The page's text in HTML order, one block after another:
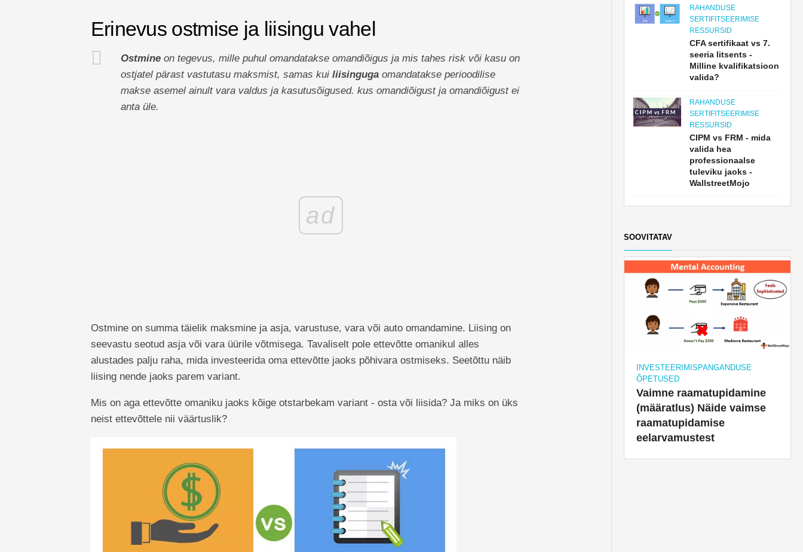
Erinevus ostmise ja liisingu vahel
Ostmineon tegevus, mille puhul omandatakse omandiõigus ja mis tahes risk või kasu on
ostjatel pärast vastutasu maksmist, samas kui liisingugaomandatakse perioodilise
makse asemel ainult vara valdus ja kasutusõigused. kus omandiõigust ja omandiõigust ei
anta üle.
ad
Ostmine on summa täielik maksmine ja asja, varustuse, vara või auto omandamine. Liising on
seevastu seotud asja või vara üürile võtmisega. Tavaliselt pole ettevõtte omanikul alles
alustades palju raha, mida investeerida oma ettevõtte jaoks põhivara ostmiseks. Seetõttu näib
liising nende jaoks parem variant.
Mis on aga ettevõtte omaniku jaoks kõige otstarbekam variant - osta või liisida? Ja miks on üks
neist ettevõttele nii väärtuslik?
RAHANDUSE
SERTIFITSEERIMISE
RESSURSID
CFA sertifikaat vs 7.
seeria litsents -
Milline kvalifikatsioon
valida?
RAHANDUSE
SERTIFITSEERIMISE
RESSURSID
CIPM vs FRM - mida
valida hea
professionaalse
tuleviku jaoks -
WallstreetMojo
SOOVITATAV
INVESTEERIMISPANGANDUSE
ÕPETUSED
Vaimne raamatupidamine
(määratlus) Näide vaimse
raamatupidamise
eelarvamustest